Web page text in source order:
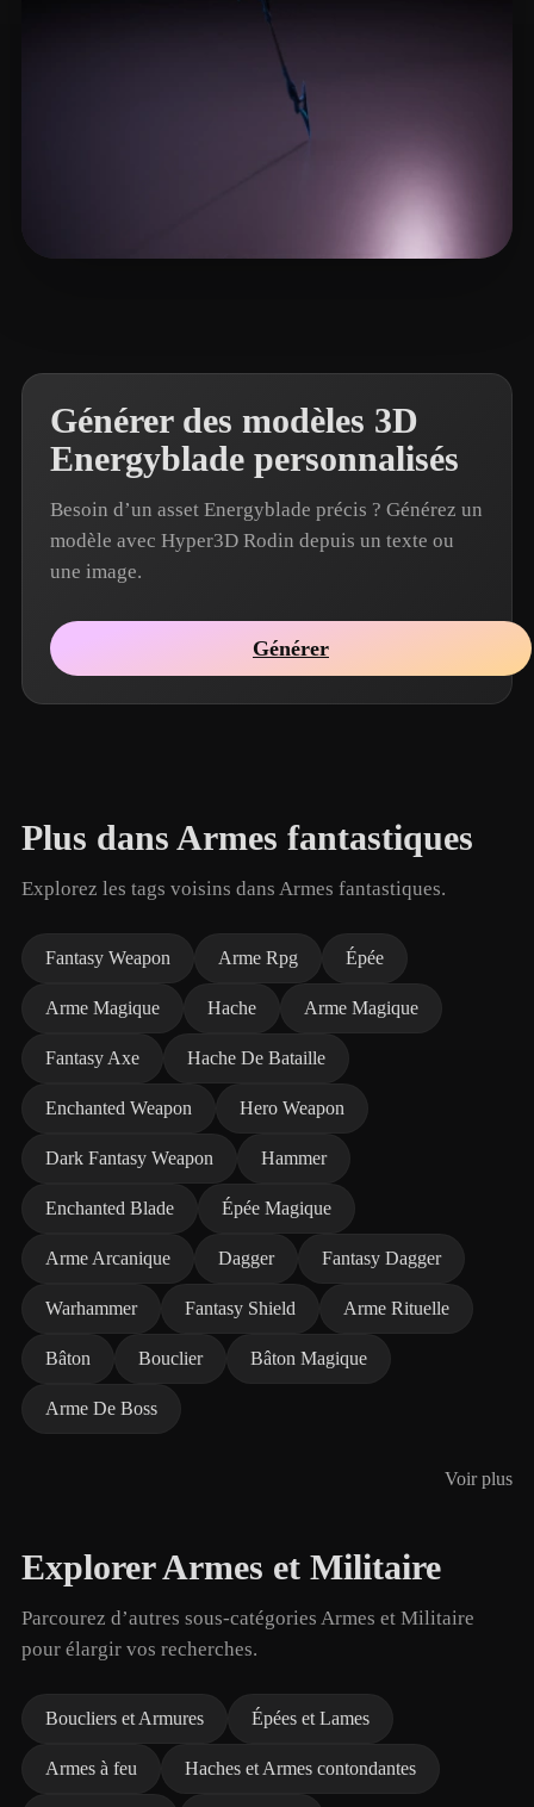
Générer des modèles 3D
Energyblade personnalisés
Besoin d’un asset Energyblade précis ? Générez un
modèle avec Hyper3D Rodin depuis un texte ou
une image.
Générer
Plus dans Armes fantastiques
Explorez les tags voisins dans Armes fantastiques.
Fantasy Weapon Arme Rpg Épée
Arme Magique Hache Arme Magique
Fantasy Axe Hache De Bataille
Enchanted Weapon Hero Weapon
Dark Fantasy Weapon Hammer
Enchanted Blade Épée Magique
Arme Arcanique Dagger Fantasy Dagger
Warhammer Fantasy Shield Arme Rituelle
Bâton Bouclier Bâton Magique
Arme De Boss
Voir plus
Explorer Armes et Militaire
Parcourez d’autres sous-catégories Armes et Militaire
pour élargir vos recherches.
Boucliers et Armures Épées et Lames
Armes à feu Haches et Armes contondantes